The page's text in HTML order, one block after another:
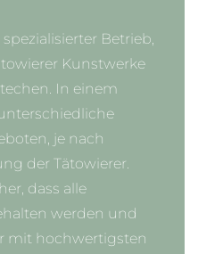
spezialisierter Betrieb,
Kunstwerke
In einem
je nach
der Tätowierer.
dass alle
werden und
mit hochwertigsten